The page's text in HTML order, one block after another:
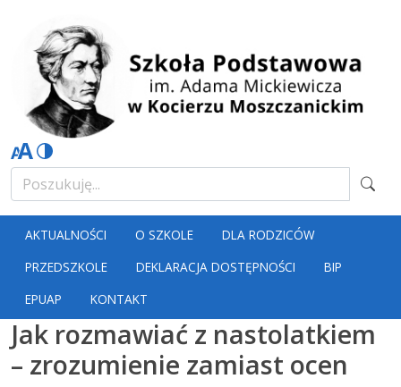
AKTUALNOŚCI O SZKOLE
DLA RODZICÓW
PRZEDSZKOLE
DEKLARACJA DOSTĘPNOŚCI
BIP
EPUAP
KONTAKT
Jak rozmawiać z nastolatkiem
– zrozumienie zamiast ocen